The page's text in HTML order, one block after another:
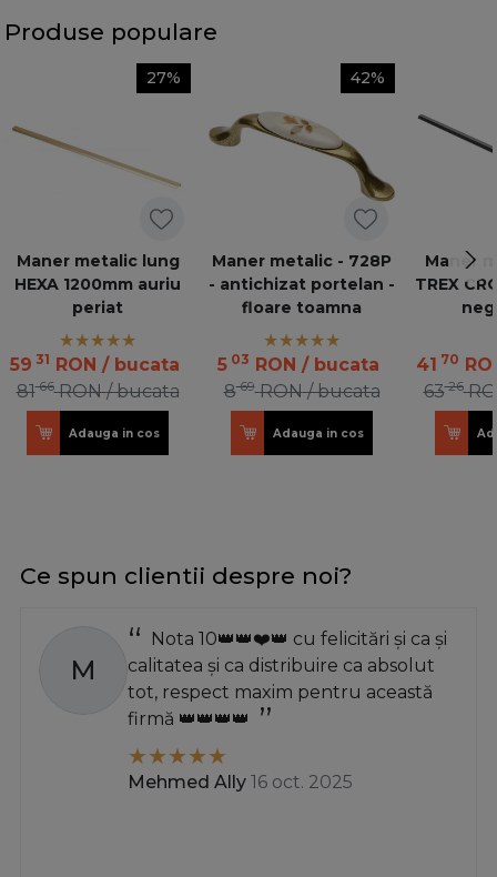
Produse populare
27%
Maner metalic lung
HEXA 1200mm auriu
periat
59 31 RON / bucata
8166 RON / bucata
Adauga in cos
42%
Maner metalic - 728P
- antichizat portelan -
floare toamna
5 03 RON / bucata
869 RON / bucata
Adauga in cos
Maner
TREX
41 70
6326
Ce spun clientii despre noi?
M
Nota 10👑👑❤️👑 cu felicitări și ca și
calitatea și ca distribuire ca absolut
tot, respect maxim pentru această
firmă 👑👑👑👑
Mehmed Ally 16 oct. 2025